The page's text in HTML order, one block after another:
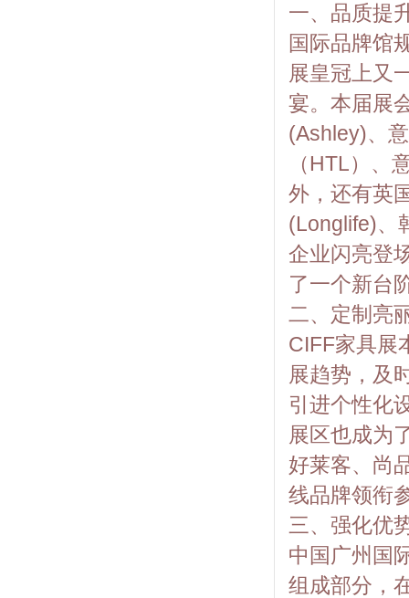
一、品质提
国际品牌馆
展皇冠上又
宴。本届展
(Ashley)、
（HTL）、
外，还有英
(Longlife)、
企业闪亮登
了一个新台
二、定制亮
CIFF家具展
展趋势，及
引进个性化
展区也成为
好莱客、尚
线品牌领衔
三、强化优
中国广州国
组成部分，